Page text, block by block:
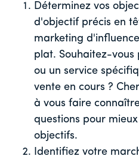
Déterminez vos
d'objectif précis en
marketing
plat. Souhaitez-
ou un service
vente en cours ?
à vous faire
questions pour
objectifs.
Identifiez votre